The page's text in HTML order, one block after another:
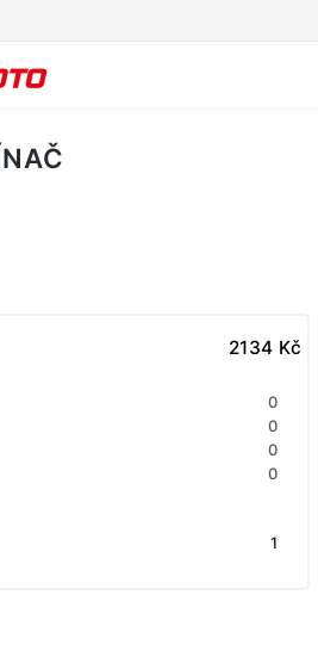
2134 Kč
0
0
0
0
1